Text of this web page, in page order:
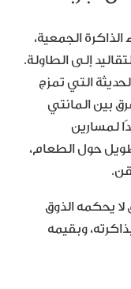
الجمعية،
إلى الطاولة.
التي تمزج
بين المانتي
لمسارين
حول الطعام،
لا يحكمه الذوق
وبقيمه